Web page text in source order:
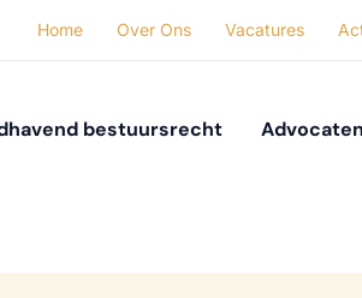
Home Over Ons Vacatures
bestuursrecht Advocaten